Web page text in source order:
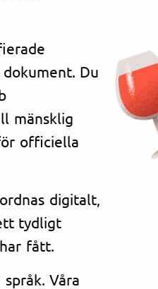
Du
mänsklig
officiella
digitalt,
tydligt
fått.
Våra